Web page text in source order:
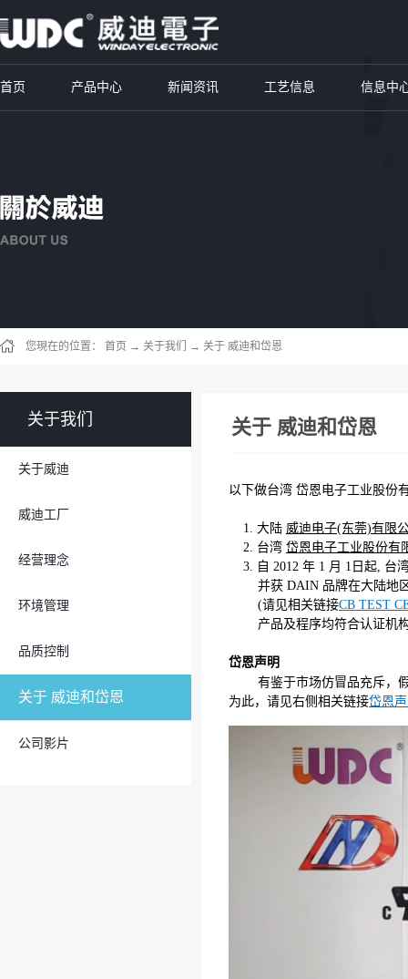
首页 产品中心 新闻资讯 工艺信息 信息中
您現在的位置： 首页 → 关于我们 → 关于 威迪和岱恩
关于我们
关于威迪
威迪工厂
经营理念
环境管理
品质控制
关于 威迪和岱恩
公司影片
关于 威迪和岱恩
以下做台湾 岱恩电子工业股份
1. 大陆 威迪电子(东莞)有限
2. 台湾 岱恩电子工业股份有
3. 自 2012 年 1 月 1日起, 台
并获 DAIN 品牌在大陆地区
(请见相关链接CB TEST
产品及程序均符合认证机构
岱恩声明
有鉴于市场仿冒品充斥，
为此，请见右侧相关链接岱恩